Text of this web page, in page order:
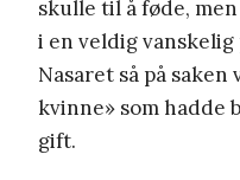
skulle til å føde,
i en veldig vanskelig
Nasaret så på
kvinne» som hadde
gift.